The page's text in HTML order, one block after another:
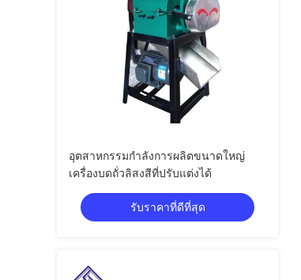
อุตสาหกรรมกำลังการผลิตขนาดใหญ่
เครื่องบดถั่วลิสงสีที่ปรับแต่งได้
รับราคาที่ดีที่สุด